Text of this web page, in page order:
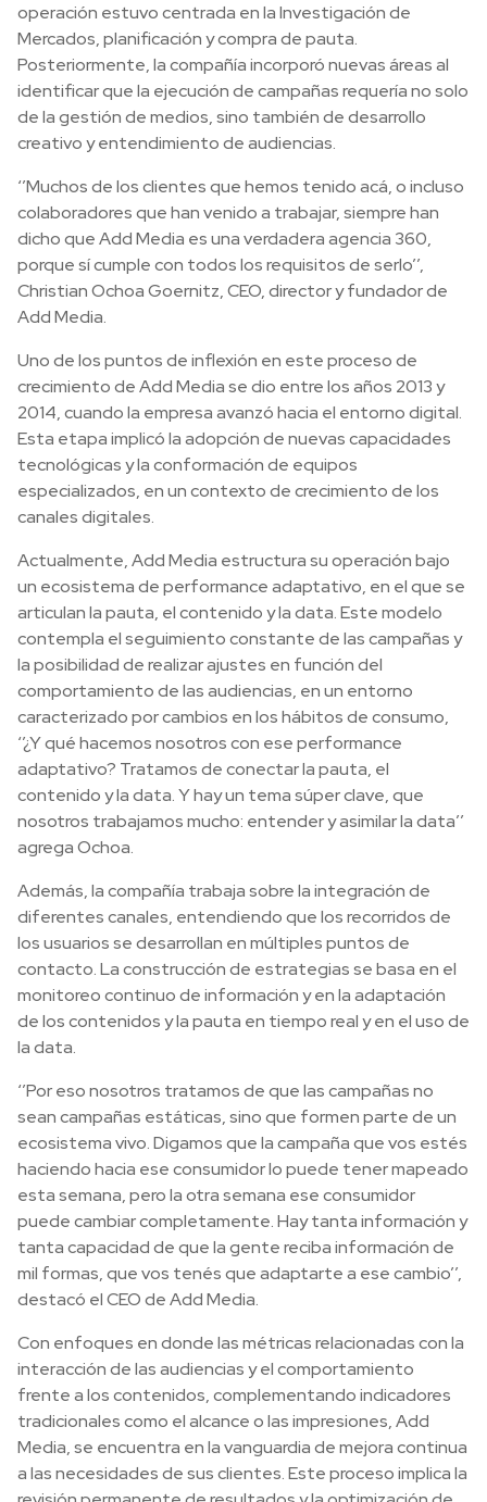
operación estuvo centrada en la Investigación de
Mercados, planificación y compra de pauta.
Posteriormente, la compañía incorporó nuevas áreas al
identificar que la ejecución de campañas requería no solo
de la gestión de medios, sino también de desarrollo
creativo y entendimiento de audiencias.
‘’Muchos de los clientes que hemos tenido acá, o incluso
colaboradores que han venido a trabajar, siempre han
dicho que Add Media es una verdadera agencia 360,
porque sí cumple con todos los requisitos de serlo’’,
Christian Ochoa Goernitz, CEO, director y fundador de
Add Media.
Uno de los puntos de inflexión en este proceso de
crecimiento de Add Media se dio entre los años 2013 y
2014, cuando la empresa avanzó hacia el entorno digital.
Esta etapa implicó la adopción de nuevas capacidades
tecnológicas y la conformación de equipos
especializados, en un contexto de crecimiento de los
canales digitales.
Actualmente, Add Media estructura su operación bajo
un ecosistema de performance adaptativo, en el que se
articulan la pauta, el contenido y la data. Este modelo
contempla el seguimiento constante de las campañas y
la posibilidad de realizar ajustes en función del
comportamiento de las audiencias, en un entorno
caracterizado por cambios en los hábitos de consumo,
‘’¿Y qué hacemos nosotros con ese performance
adaptativo? Tratamos de conectar la pauta, el
contenido y la data. Y hay un tema súper clave, que
nosotros trabajamos mucho: entender y asimilar la data’’
agrega Ochoa.
Además, la compañía trabaja sobre la integración de
diferentes canales, entendiendo que los recorridos de
los usuarios se desarrollan en múltiples puntos de
contacto. La construcción de estrategias se basa en el
monitoreo continuo de información y en la adaptación
de los contenidos y la pauta en tiempo real y en el uso de
la data.
‘’Por eso nosotros tratamos de que las campañas no
sean campañas estáticas, sino que formen parte de un
ecosistema vivo. Digamos que la campaña que vos estés
haciendo hacia ese consumidor lo puede tener mapeado
esta semana, pero la otra semana ese consumidor
puede cambiar completamente. Hay tanta información y
tanta capacidad de que la gente reciba información de
mil formas, que vos tenés que adaptarte a ese cambio’’,
destacó el CEO de Add Media.
Con enfoques en donde las métricas relacionadas con la
interacción de las audiencias y el comportamiento
frente a los contenidos, complementando indicadores
tradicionales como el alcance o las impresiones, Add
Media, se encuentra en la vanguardia de mejora continua
a las necesidades de sus clientes. Este proceso implica la